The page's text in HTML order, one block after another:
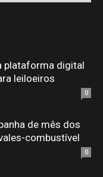
plataforma digital
leiloeiros
0
de mês dos
combustível
0